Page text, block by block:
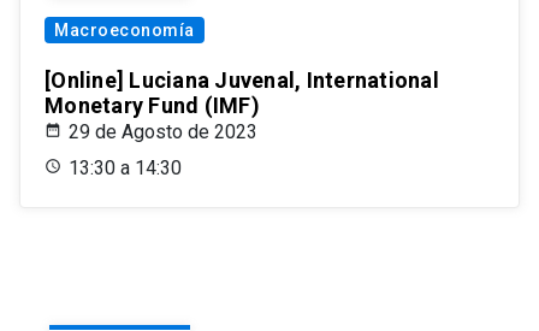
Macroeconomía
[Online] Luciana Juvenal, International
Monetary Fund (IMF)
29 de Agosto de 2023
13:30 a 14:30